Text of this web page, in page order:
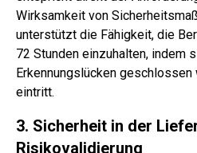
Wirksamkeit von
unterstützt die Fähigkeit, die
72 Stunden einzuhalten, indem
Erkennungslücken geschlossen
eintritt.
3. Sicherheit in der
Risikovalidierung